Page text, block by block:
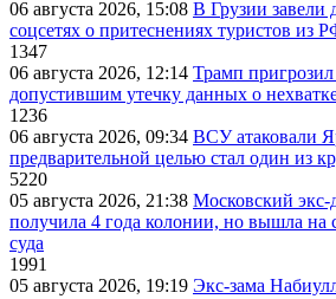
06 августа 2026, 15:08 В Грузии завели
соцсетях о притеснениях туристов из
1347
06 августа 2026, 12:14 Трамп
допустившим утечку данных о
1236
06 августа 2026, 09:34 ВСУ атаковали
предварительной целью стал один из
5220
05 августа 2026, 21:38 Московский экс-
получила 4 года колонии, но вышла на
суда
1991
05 августа 2026, 19:19 Экс-зама